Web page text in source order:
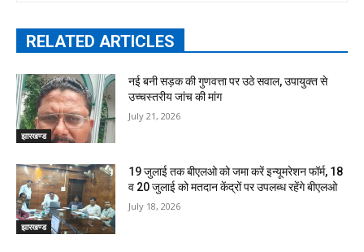
RELATED ARTICLES
झारखण्ड
नई बनी सड़क की गुणवत्ता पर उठे सवाल, उपायुक्त से
उच्चस्तरीय जांच की मांग
July 21, 2026
झारखण्ड
19 जुलाई तक बीएलओ को जमा करें इन्यूमरेशन फॉर्म, 18
व 20 जुलाई को मतदान केंद्रों पर उपलब्ध रहेंगे बीएलओ
July 18, 2026